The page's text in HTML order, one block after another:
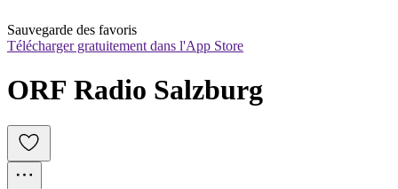
Sauvegarde des favoris
Télécharger gratuitement dans l'App Store
ORF Radio Salzburg